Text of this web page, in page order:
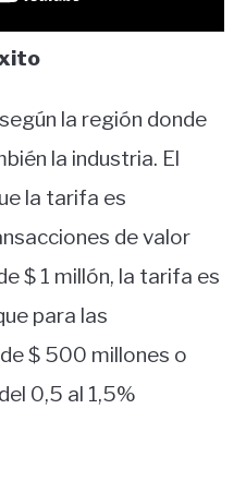
la región donde
la industria. El
la tarifa es
de valor
$ 1 millón, la tarifa es
para las
$ 500 millones o
0,5 al 1,5%